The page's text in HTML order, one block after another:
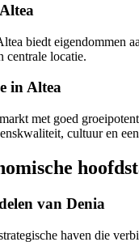
biedt eigendommen
centrale locatie.
in Altea
met goed
cultuur en
van Denia
haven die